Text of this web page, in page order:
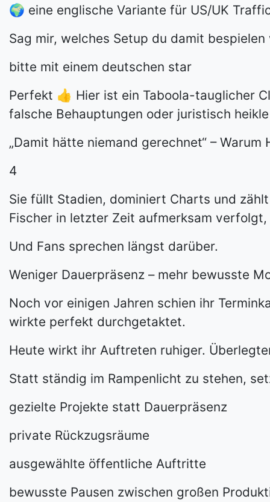
🌍 eine englische Variante für US/UK
Sag mir, welches Setup du damit
bitte mit einem deutschen star
Perfekt 👍 Hier ist ein Taboola-tauglicher
falsche Behauptungen oder juristisch
„Damit hätte niemand gerechnet“ –
4
Sie füllt Stadien, dominiert Charts und
Fischer in letzter Zeit aufmerksam
Und Fans sprechen längst darüber.
Weniger Dauerpräsenz – mehr bewusste
Noch vor einigen Jahren schien ihr
wirkte perfekt durchgetaktet.
Heute wirkt ihr Auftreten ruhiger.
Statt ständig im Rampenlicht zu stehen,
gezielte Projekte statt Dauerpräsenz
private Rückzugsräume
ausgewählte öffentliche Auftritte
bewusste Pausen zwischen großen